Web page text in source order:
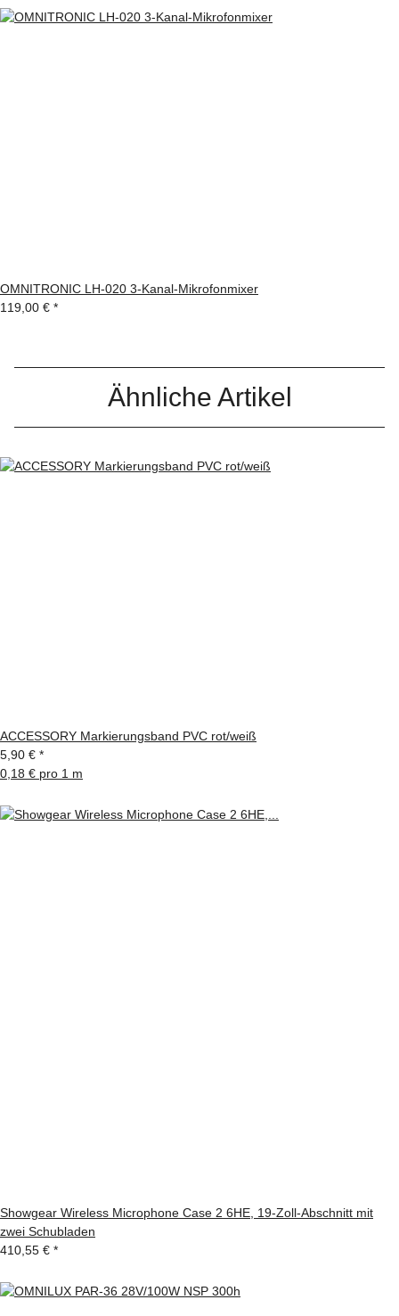
OMNITRONIC LH-020 3-Kanal-Mikrofonmixer
119,00 € *
Ähnliche Artikel
ACCESSORY Markierungsband PVC rot/weiß
5,90 € *
0,18 € pro 1 m
Showgear Wireless Microphone Case 2 6HE, 19-Zoll-Abschnitt mit
zwei Schubladen
410,55 € *